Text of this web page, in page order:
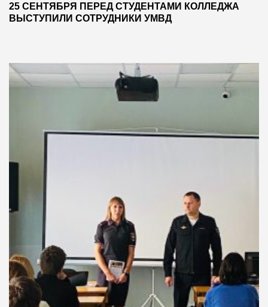
25 СЕНТЯБРЯ ПЕРЕД СТУДЕНТАМИ КОЛЛЕДЖА
ВЫСТУПИЛИ СОТРУДНИКИ УМВД